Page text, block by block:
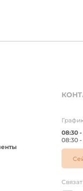
08:30
08:30 -